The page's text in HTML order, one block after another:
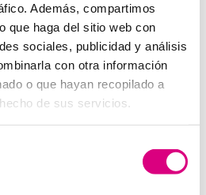
Además, compartimos
que haga del sitio web con
sociales, publicidad y análisis
con otra información
o que hayan recopilado a
de sus servicios.
Network, os invitamos a que
caso particular. Aunque si lo
un correo electrónico
o llamarnos al 900 800 806.
de experiencia en
de telefonía virtual. Gracias a
gran flexibilidad en el
virtuales dimensionadas